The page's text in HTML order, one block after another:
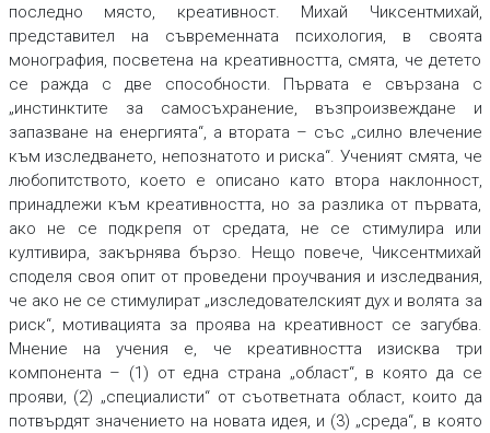
последно място, креативност. Михай Чиксентмихай,
представител на съвременната психология, в своята
монография, посветена на креативността, смята, че детето
се ражда с две способности. Първата е свързана с
„инстинктите за самосъхранение, възпроизвеждане и
запазване на енергията“, а втората – със „силно влечение
към изследването, непознатото и риска“. Ученият смята, че
любопитството, което е описано като втора наклонност,
принадлежи към креативността, но за разлика от първата,
ако не се подкрепя от средата, не се стимулира или
култивира, закърнява бързо. Нещо повече, Чиксентмихай
споделя своя опит от проведени проучвания и изследвания,
че ако не се стимулират „изследователският дух и волята за
риск“, мотивацията за проява на креативност се загубва.
Мнение на учения е, че креативността изисква три
компонента – (1) от една страна „област“, в която да се
прояви, (2) „специалисти“ от съответната област, които да
потвърдят значението на новата идея, и (3) „среда“, в която